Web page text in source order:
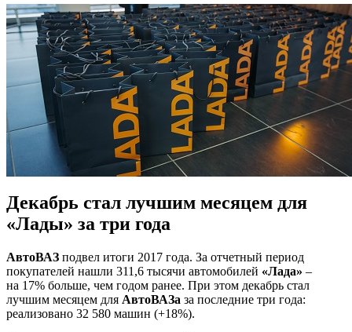
Декабрь стал лучшим месяцем для
«Лады» за три года
АвтоВАЗ подвел итоги 2017 года. За отчетный период
покупателей нашли 311,6 тысячи автомобилей «Лада» –
на 17% больше, чем годом ранее. При этом декабрь стал
лучшим месяцем для АвтоВАЗа за последние три года:
реализовано 32 580 машин (+18%).